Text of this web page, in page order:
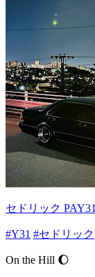
セドリック PAY31
#Y31 #セドリック
On the Hill 🌔